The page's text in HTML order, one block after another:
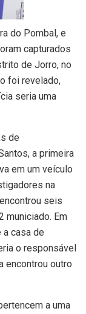
do Pombal, e
capturados
de Jorro, no
foi revelado,
seria uma
de
a primeira
em um veículo
na
seis
municiado. Em
casa de
o responsável
encontrou outro
a uma